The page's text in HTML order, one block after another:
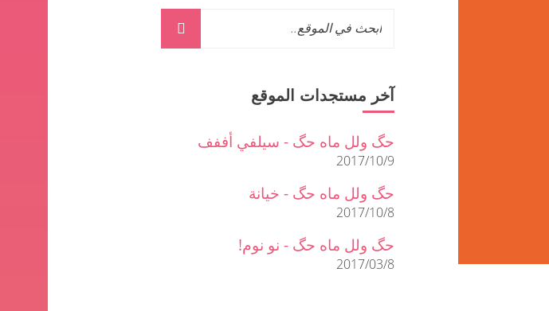
آخر مستجدات الموقع
حگ ولل ماه حگ - سيلفي أففف
2017/10/9
حگ ولل ماه حگ - خيانة
2017/10/8
حگ ولل ماه حگ - نو نوم!
2017/03/8